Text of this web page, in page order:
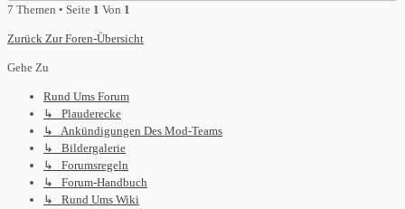
7 Themen • Seite 1 Von 1
Zurück Zur Foren-Übersicht
Gehe Zu
Rund Ums Forum
↳ Plauderecke
↳ Ankündigungen Des Mod-Teams
↳ Bildergalerie
↳ Forumsregeln
↳ Forum-Handbuch
↳ Rund Ums Wiki